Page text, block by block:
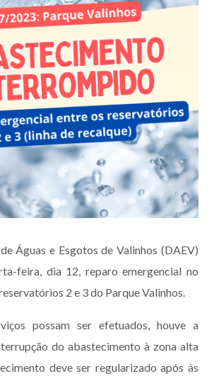
Águas e Esgotos de Valinhos (DAEV)
feira, dia 12, reparo emergencial no
2 e 3 do Parque Valinhos.
possam ser efetuados, houve a
do abastecimento à zona alta
deve ser regularizado após às